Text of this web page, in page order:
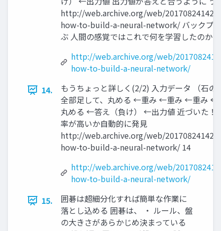
http://web.archive.org/web/
how-to-build-a-neural-network/ バックプロ
ぶ 人間の感覚ではこれで何を学習したのか
http://web.archive.org/web/
how-to-build-a-neural-network/
14.
もうちょっと詳しく(2/2) 入力データ （石
全部足して、丸める ←重み ←重み ←重み ←
丸める ←答え（負け） ←出力値 近づいた！
率が高いか自動的に発見
http://web.archive.org/web/
how-to-build-a-neural-network/ 14
http://web.archive.org/web/
how-to-build-a-neural-network/
15.
囲碁は超細分化すれば簡単な作業に
落とし込める 囲碁は、 ・ ルール、盤
の大きさがあらかじめ決まっている